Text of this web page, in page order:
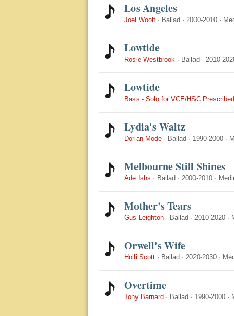
Los Angeles
Joel Woolf · Ballad · 2000-2010 ·
Lowtide
Rosie Westbrook · Ballad · 2010-
Lowtide
Bass - Solo for VCE/HSC
Lydia's Waltz
Dorian Mode · Ballad · 1990-2000 ·
Melbourne Still Shines
Ade Ishs · Ballad · 2000-2010 ·
Mother's Tears
Gus Leighton · Ballad · 2010-2020 ·
Orwell's Wife
Holli Scott · Ballad · 2020-2030 ·
Overtime
Tony Barnard · Ballad · 1990-2000 ·